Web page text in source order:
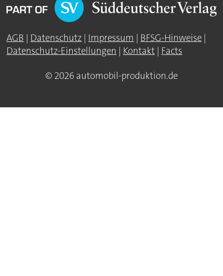
AGB Datenschutz Impressum BFSG-Hinweise
Datenschutz-Einstellungen
Kontakt Facts
© 2026 automobil-produktion.de